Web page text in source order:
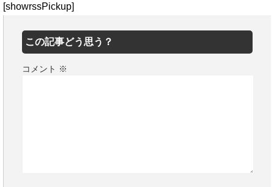
[showrssPickup]
この記事どう思う？
コメント ※